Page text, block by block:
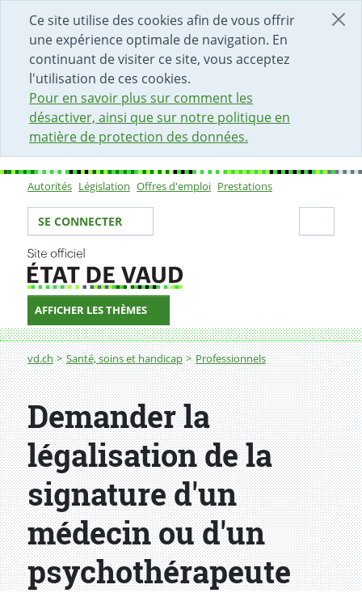
Ce site utilise des cookies afin de vous offrir
une expérience optimale de navigation. En
continuant de visiter ce site, vous acceptez
l'utilisation de ces cookies.
Pour en savoir plus sur comment les
désactiver, ainsi que sur notre politique en
matière de protection des données.
DÉBUT DU CONTENU DE LA PAGE
ACCÈS AU CHAMP DE RECHERCHE
PAGE D'ACCUEIL
FORMULAIRE DE CONTACT
Sous-navigation
Autorités Législation Offres d'emploi Prestations
Votre identité
SE CONNECTER
AFFICHER LES THÈMES
Fil d'Ariane
vd.ch Santé, soins et handicap Professionnels
Demander la légalisation de la signature d'un
Demander la
légalisation de la
signature d'un
médecin ou d'un
psychothérapeute